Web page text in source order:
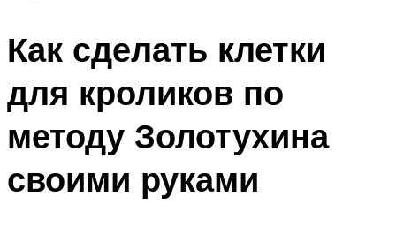
Как сделать клетки
для кроликов по
методу Золотухина
своими руками